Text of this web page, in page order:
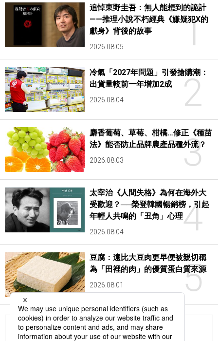
1
追悼東野圭吾：無人能想到的詭計
——推理小說不朽經典《嫌疑犯X的
獻身》背後的故事
2026.08.05
2
冷氣「2027年問題」引發搶購潮：
出貨量較前一年增加2成
2026.08.04
3
麝香葡萄、草莓、柑橘…修正《種苗
法》能否防止品牌農產品種外流？
2026.08.03
4
太宰治《人間失格》為何在海外大
受歡迎？──榮登韓國暢銷榜，引起
年輕人共鳴的「丑角」心理
2026.08.04
5
豆腐：遠比大豆肉更早便被親切稱
為「田裡的肉」的優質蛋白質來源
2026.08.01
更多